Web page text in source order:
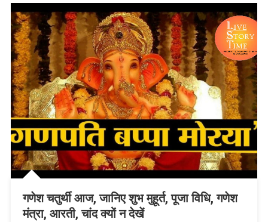
गणेश चतुर्थी आज, जानिए शुभ मुहूर्त, पूजा विधि, गणेश
मंत्रा, आरती, चांद क्यों न देखें